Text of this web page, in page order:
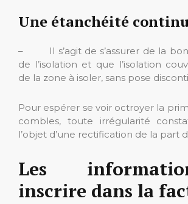
Une étanchéité
– Il s’agit de s’assurer de la
de l’isolation et que l’isolation
de la zone à isoler, sans pose
Pour espérer se voir octroyer la
combles, toute irrégularité
l’objet d’une rectification de la part
Les
inscrire dans la